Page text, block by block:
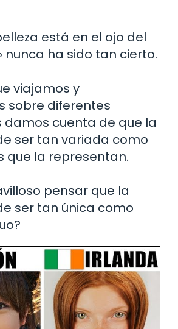
está en el ojo del
nunca ha sido tan cierto.
viajamos y
sobre diferentes
damos cuenta de que la
ser tan variada como
que la representan.
pensar que la
ser tan única como